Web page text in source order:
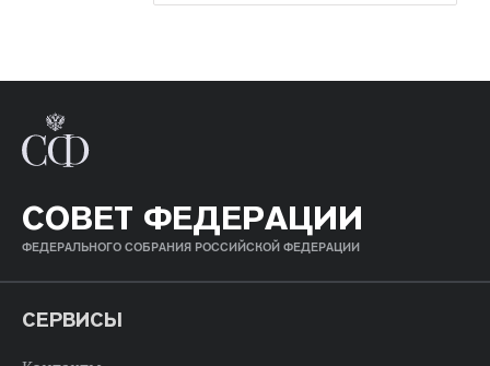
СОВЕТ ФЕДЕРАЦИИ
ФЕДЕРАЛЬНОГО СОБРАНИЯ РОССИЙСКОЙ ФЕДЕРАЦИИ
СЕРВИСЫ